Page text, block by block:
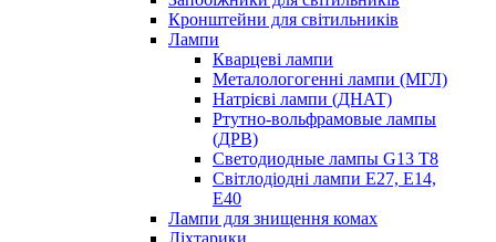
Кронштейни для світильників
Лампи
Кварцеві лампи
Металологогенні лампи (МГЛ)
Натрієві лампи (ДНАТ)
Ртутно-вольфрамовые лампы
(ДРВ)
Светодиодные лампы G13 Т8
Світлодіодні лампи E27, E14,
E40
Лампи для знищення комах
Ліхтарики